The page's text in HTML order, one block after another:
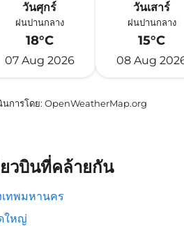
วันศุกร์
ฝนปานกลาง
18°C
07 Aug 2026
วันเสาร์
ฝนปานกลาง
15°C
08 Aug
นการโดย: OpenWeatherMap.org
ยวบินที่คล้ายกัน
เทพมหานคร
ใหญ่